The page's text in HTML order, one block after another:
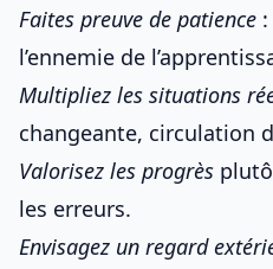
Faites preuve de patience
l’ennemie de
Multipliez les situations
changeante, circulation
Valorisez les progrès
les erreurs.
Envisagez un regard